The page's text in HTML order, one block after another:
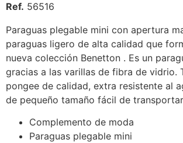
Ref. 56516
Paraguas plegable mini con apertura
paraguas ligero de alta calidad que
nueva colección Benetton . Es un
gracias a las varillas de fibra de vidrio.
pongee de calidad, extra resistente al
de pequeño tamaño fácil de
Complemento de moda
Paraguas plegable mini